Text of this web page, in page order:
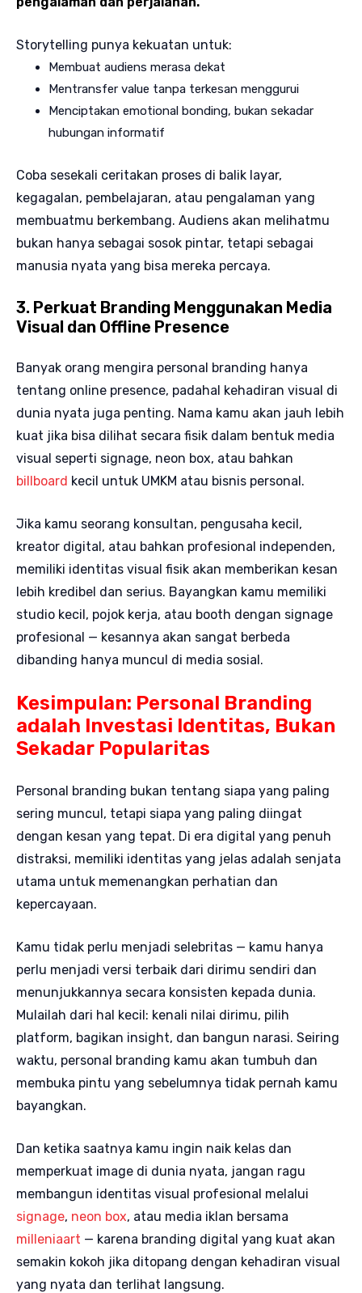
Storytelling punya kekuatan untuk:
Membuat audiens merasa dekat
Mentransfer value tanpa terkesan menggurui
Menciptakan emotional bonding, bukan sekadar
hubungan informatif
Coba sesekali ceritakan proses di balik layar,
kegagalan, pembelajaran, atau pengalaman yang
membuatmu berkembang. Audiens akan melihatmu
bukan hanya sebagai sosok pintar, tetapi sebagai
manusia nyata yang bisa mereka percaya.
3. Perkuat Branding Menggunakan Media
Visual dan Offline Presence
Banyak orang mengira personal branding hanya
tentang online presence, padahal kehadiran visual di
dunia nyata juga penting. Nama kamu akan jauh lebih
kuat jika bisa dilihat secara fisik dalam bentuk media
visual seperti signage, neon box, atau bahkan
billboard kecil untuk UMKM atau bisnis personal.
Jika kamu seorang konsultan, pengusaha kecil,
kreator digital, atau bahkan profesional independen,
memiliki identitas visual fisik akan memberikan kesan
lebih kredibel dan serius. Bayangkan kamu memiliki
studio kecil, pojok kerja, atau booth dengan signage
profesional — kesannya akan sangat berbeda
dibanding hanya muncul di media sosial.
Kesimpulan: Personal Branding
adalah Investasi Identitas, Bukan
Sekadar Popularitas
Personal branding bukan tentang siapa yang paling
sering muncul, tetapi siapa yang paling diingat
dengan kesan yang tepat. Di era digital yang penuh
distraksi, memiliki identitas yang jelas adalah senjata
utama untuk memenangkan perhatian dan
kepercayaan.
Kamu tidak perlu menjadi selebritas — kamu hanya
perlu menjadi versi terbaik dari dirimu sendiri dan
menunjukkannya secara konsisten kepada dunia.
Mulailah dari hal kecil: kenali nilai dirimu, pilih
platform, bagikan insight, dan bangun narasi. Seiring
waktu, personal branding kamu akan tumbuh dan
membuka pintu yang sebelumnya tidak pernah kamu
bayangkan.
Dan ketika saatnya kamu ingin naik kelas dan
memperkuat image di dunia nyata, jangan ragu
membangun identitas visual profesional melalui
signage, neon box, atau media iklan bersama
milleniaart — karena branding digital yang kuat akan
semakin kokoh jika ditopang dengan kehadiran visual
yang nyata dan terlihat langsung.